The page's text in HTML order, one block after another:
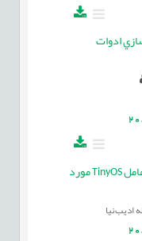
ادوات
ساده‏ سازی برنامه‏نویسی در سیستم عامل TinyOS مورد